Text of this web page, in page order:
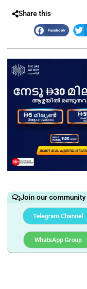
Share this
Facebook
Join our community
Telegram Channel
WhatsApp Group